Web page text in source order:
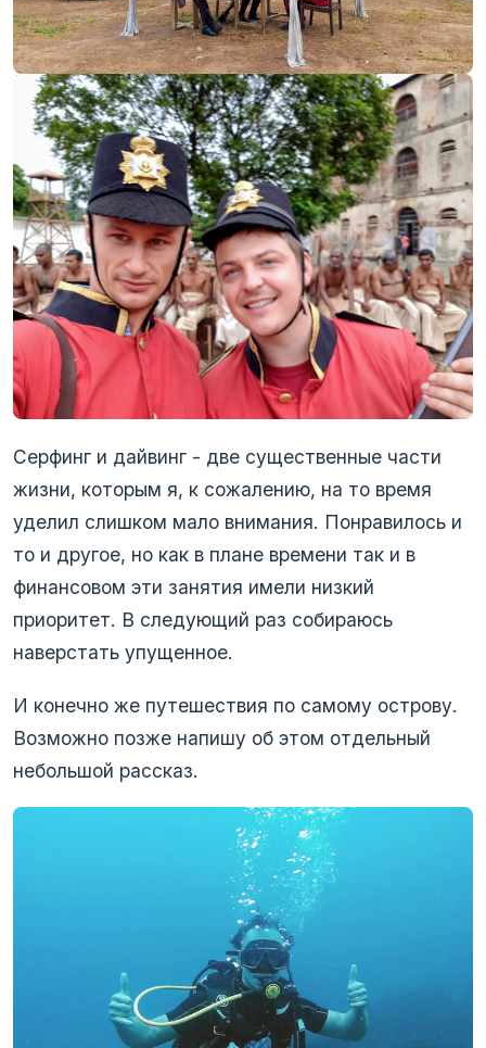
увлекательно но и неплохо оплачивалось. Белым
платили примерно по 70 долл за съемочный
день за участие в массовке. Тем, кому
доставались более значимые роли везло еще
больше. Мне удалось попасть в кадр
британского сериала “The Good Karma Hospital”
(в котором снималась Амрита Ачария,
сыгравшая Ирри в самой “Игре Престолов”!),
индийского фильма о местом Робин Гуде (не
запомнил название) и нескольких рекламных
роликов. Успел получить свой первый гонорар
(100 долларов в неполные 2 года!) и мой сын,
снявшись в рекламе.
Серфинг и дайвинг - две существенные части
жизни, которым я, к сожалению, на то время
уделил слишком мало внимания. Понравилось и
то и другое, но как в плане времени так и в
финансовом эти занятия имели низкий
приоритет. В следующий раз собираюсь
наверстать упущенное.
И конечно же путешествия по самому острову.
Возможно позже напишу об этом отдельный
небольшой рассказ.